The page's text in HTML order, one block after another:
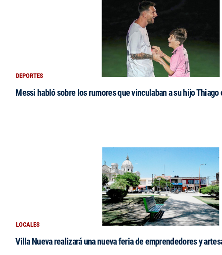
DEPORTES
Messi habló sobre los rumores que vinculaban a su hijo Thiago
LOCALES
Villa Nueva realizará una nueva feria de emprendedores y